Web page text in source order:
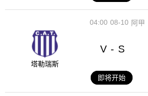
08-10
04:00 阿甲
塔勒瑞斯
V - S
即将开始